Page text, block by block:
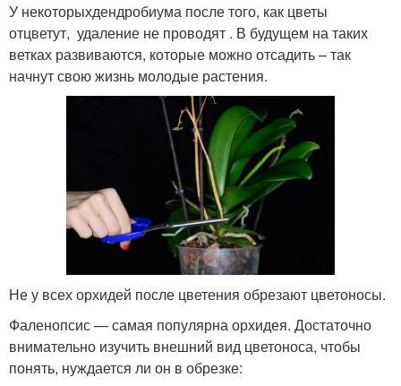
У некоторыхдендробиума после того, как цветы
отцветут, удаление не проводят . В будущем на таких
ветках развиваются, которые можно отсадить – так
начнут свою жизнь молодые растения.
Не у всех орхидей после цветения обрезают цветоносы.
Фаленопсис — самая популярна орхидея. Достаточно
внимательно изучить внешний вид цветоноса, чтобы
понять, нуждается ли он в обрезке: